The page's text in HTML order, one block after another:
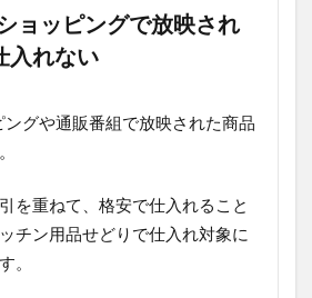
ョッピングで放映され
入れない
グや通販番組で放映された商品
を重ねて、格安で仕入れること
チン用品せどりで仕入れ対象に
。